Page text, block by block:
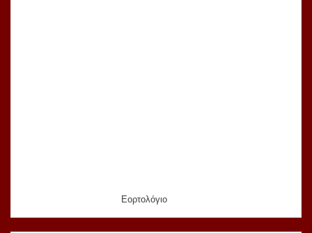
Εορτολόγιο